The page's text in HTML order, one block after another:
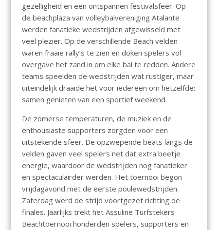
gezelligheid en een ontspannen festivalsfeer. Op
de beachplaza van volleybalvereniging Atalante
werden fanatieke wedstrijden afgewisseld met
veel plezier. Op de verschillende Beach velden
waren fraaie rally’s te zien en doken spelers vol
overgave het zand in om elke bal te redden. Andere
teams speelden de wedstrijden wat rustiger, maar
uiteindelijk draaide het voor iedereen om hetzelfde:
samen genieten van een sportief weekend.
De zomerse temperaturen, de muziek en de
enthousiaste supporters zorgden voor een
uitstekende sfeer. De opzwepende beats langs de
velden gaven veel spelers net dat extra beetje
energie, waardoor de wedstrijden nog fanatieker
en spectaculairder werden. Het toernooi begon
vrijdagavond met de eerste poulewedstrijden.
Zaterdag werd de strijd voortgezet richting de
finales. Jaarlijks trekt het Assuline Turfstekers
Beachtoernooi honderden spelers, supporters en